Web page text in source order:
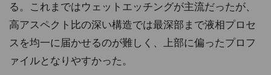
る。これまではウェットエッチングが主流だったが、
高アスペクト比の深い構造では最深部まで液相プロセ
スを均一に届かせるのが難しく、上部に偏ったプロフ
ァイルとなりやすかった。